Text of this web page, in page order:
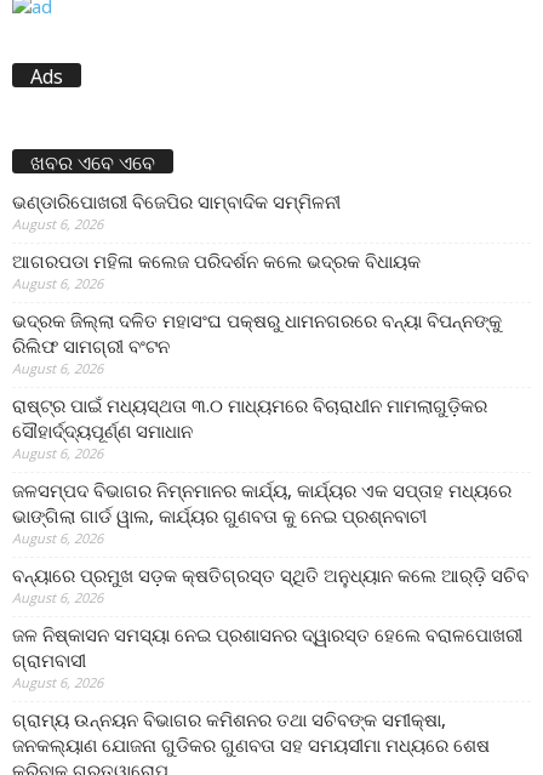
Ads
ଖବର ଏବେ ଏବେ
ଭଣ୍ଡାରିପୋଖରୀ ବିଜେପିର ସାମ୍ବାଦିକ ସମ୍ମିଳନୀ
August 6, 2026
ଆଗରପଡା ମହିଳା କଲେଜ ପରିଦର୍ଶନ କଲେ ଭଦ୍ରକ ବିଧାୟକ
August 6, 2026
ଭଦ୍ରକ ଜିଲ୍ଲା ଦଳିତ ମହାସଂଘ ପକ୍ଷରୁ ଧାମନଗରରେ ବନ୍ୟା ବିପନ୍ନଙ୍କୁ
ରିଲିଫ ସାମଗ୍ରୀ ବଂଟନ
August 6, 2026
ରାଷ୍ଟ୍ର ପାଇଁ ମଧ୍ୟସ୍ଥତା ୩.୦ ମାଧ୍ୟମରେ ବିଚାରାଧୀନ ମାମଲାଗୁଡ଼ିକର
ସୌହାର୍ଦ୍ଦ୍ୟପୂର୍ଣ୍ଣ ସମାଧାନ
August 6, 2026
ଜଳସମ୍ପଦ ବିଭାଗର ନିମ୍ନମାନର କାର୍ଯ୍ୟ, କାର୍ଯ୍ୟର ଏକ ସପ୍ତାହ ମଧ୍ୟରେ
ଭାଙ୍ଗିଲା ଗାର୍ଡ ୱାଲ, କାର୍ଯ୍ୟର ଗୁଣବତା କୁ ନେଇ ପ୍ରଶ୍ନବାଚୀ
August 6, 2026
ବନ୍ୟାରେ ପ୍ରମୁଖ ସଡ଼କ କ୍ଷତିଗ୍ରସ୍ତ ସ୍ଥିତି ଅନୁଧ୍ୟାନ କଲେ ଆର୍‌ଡ଼ି ସଚିବ
August 6, 2026
ଜଳ ନିଷ୍କାସନ ସମସ୍ୟା ନେଇ ପ୍ରଶାସନର ଦ୍ୱାରସ୍ତ ହେଲେ ବରାଳପୋଖରୀ
ଗ୍ରାମବାସୀ
August 6, 2026
ଗ୍ରାମ୍ୟ ଉନ୍ନୟନ ବିଭାଗର କମିଶନର ତଥା ସଚିବଙ୍କ ସମୀକ୍ଷା,
ଜନକଲ୍ୟାଣ ଯୋଜନା ଗୁଡିକର ଗୁଣବତା ସହ ସମୟସୀମା ମଧ୍ୟରେ ଶେଷ